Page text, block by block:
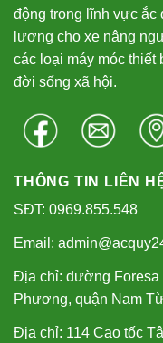
động trong lĩnh vực ắc
lượng cho xe nâng
các loại máy móc thiết
đời sống xã hội.
THÔNG TIN LIÊN
SĐT: 0969.855.548
Email:
Địa chỉ: đường Foresa
Phương, quận Nam
Địa chỉ: 114 Cao tốc